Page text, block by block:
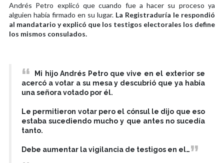
Andrés Petro explicó que cuando fue a hacer su proceso ya
alguien había firmado en su lugar. La Registraduría le respondió
al mandatario y explicó que los testigos electorales los define
los mismos consulados.
Mi hijo Andrés Petro que vive en el exterior se
acercó a votar a su mesa y descubrió que ya había
una señora votado por él.
Le permitieron votar pero el cónsul le dijo que eso
estaba sucediendo mucho y que antes no sucedía
tanto.
Debe aumentar la vigilancia de testigos en el…